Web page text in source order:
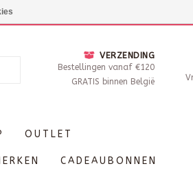
Dinsdag - Zaterdag open van 10 -
VERZENDING
Bestellingen vanaf €120
GRATIS binnen België
OUTLET
CADEAUBONNEN